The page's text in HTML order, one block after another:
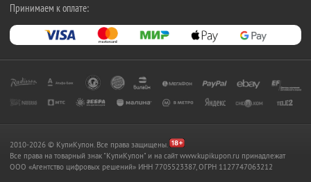
Принимаем к оплате:
2010-2026 © КупиКупон. Все права защищены.
Все права на товарный знак "КупиКупон" и на сайт www.kupikupon.ru принадлежат
OOO «Агентство цифровых решений» ИНН 7705523387, ОГРН 1127747063212